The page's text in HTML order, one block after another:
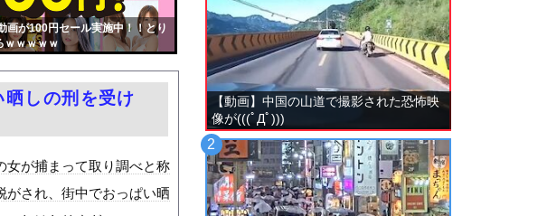
ット』をra...
ト「それ...
」
で治療中断―危...
「住民拘束！...
画が100円セール実施中！！とり
ｗｗｗｗｗ
晒しの刑を受け
女が捕まって取り調べと称
がされ、街中でおっぱい晒
【動画】中国の山道で撮影された恐怖映
像が(((ﾟДﾟ)))